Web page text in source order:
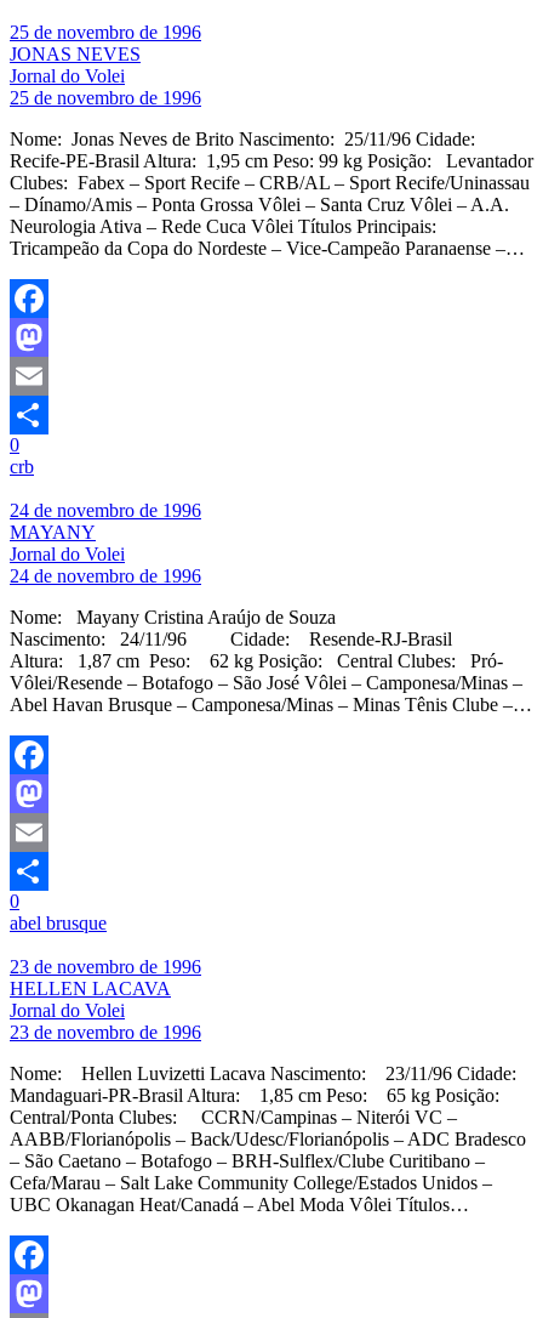
25 de novembro de 1996
JONAS NEVES
Jornal do Volei
25 de novembro de 1996
Nome: Jonas Neves de Brito Nascimento: 25/11/96 Cidade:
Recife-PE-Brasil Altura: 1,95 cm Peso: 99 kg Posição: Levantador
Clubes: Fabex – Sport Recife – CRB/AL – Sport Recife/Uninassau
– Dínamo/Amis – Ponta Grossa Vôlei – Santa Cruz Vôlei – A.A.
Neurologia Ativa – Rede Cuca Vôlei Títulos Principais:
Tricampeão da Copa do Nordeste – Vice-Campeão Paranaense –…
Facebook
Mastodon
Email
Share
0
crb
24 de novembro de 1996
MAYANY
Jornal do Volei
24 de novembro de 1996
Nome: Mayany Cristina Araújo de Souza
Nascimento: 24/11/96 Cidade: Resende-RJ-Brasil
Altura: 1,87 cm Peso: 62 kg Posição: Central Clubes: Pró-
Vôlei/Resende – Botafogo – São José Vôlei – Camponesa/Minas –
Abel Havan Brusque – Camponesa/Minas – Minas Tênis Clube –…
Facebook
Mastodon
Email
Share
0
abel brusque
23 de novembro de 1996
HELLEN LACAVA
Jornal do Volei
23 de novembro de 1996
Nome: Hellen Luvizetti Lacava Nascimento: 23/11/96 Cidade:
Mandaguari-PR-Brasil Altura: 1,85 cm Peso: 65 kg Posição:
Central/Ponta Clubes: CCRN/Campinas – Niterói VC –
AABB/Florianópolis – Back/Udesc/Florianópolis – ADC Bradesco
– São Caetano – Botafogo – BRH-Sulflex/Clube Curitibano –
Cefa/Marau – Salt Lake Community College/Estados Unidos –
UBC Okanagan Heat/Canadá – Abel Moda Vôlei Títulos…
Facebook